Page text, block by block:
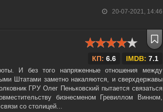
20-07-2021, 14:46
КП: 6.6 IMDB: 7.1
И без того напряженные отношения между
Штатами заметно накаляются, и сверхдержавы
ГРУ Олег Пеньковский пытается связаться
бизнесменом Гревиллом Винном,
со столицей...